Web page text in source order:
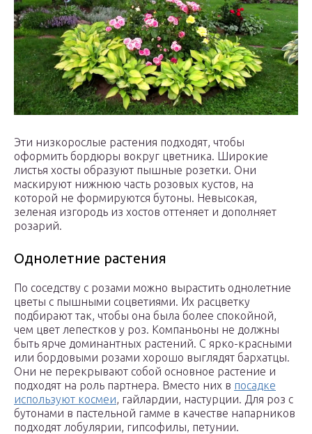
Эти низкорослые растения подходят, чтобы
оформить бордюры вокруг цветника. Широкие
листья хосты образуют пышные розетки. Они
маскируют нижнюю часть розовых кустов, на
которой не формируются бутоны. Невысокая,
зеленая изгородь из хостов оттеняет и дополняет
розарий.
Однолетние растения
По соседству с розами можно вырастить однолетние
цветы с пышными соцветиями. Их расцветку
подбирают так, чтобы она была более спокойной,
чем цвет лепестков у роз. Компаньоны не должны
быть ярче доминантных растений. С ярко-красными
или бордовыми розами хорошо выглядят бархатцы.
Они не перекрывают собой основное растение и
подходят на роль партнера. Вместо них в посадке
используют космеи, гайлардии, настурции. Для роз с
бутонами в пастельной гамме в качестве напарников
подходят лобулярии, гипсофилы, петунии.